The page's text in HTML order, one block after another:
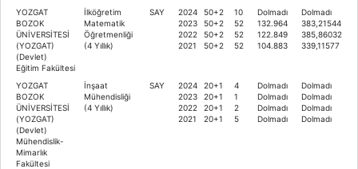
YOZGAT
BOZOK
ÜNİVERSİTESİ
(YOZGAT)
(Devlet)
Eğitim Fakültesi
İlköğretim
Matematik
Öğretmenliği
(4 Yıllık)
SAY
2024
2023
2022
2021
50+2
50+2
50+2
50+2
10
52
52
52
Dolmadı
132.964
122.849
104.883
Dolmadı
383,21544
385,86032
339,11577
YOZGAT
BOZOK
ÜNİVERSİTESİ
(YOZGAT)
(Devlet)
Mühendislik-
Mimarlık
Fakültesi
İnşaat
Mühendisliği
(4 Yıllık)
SAY
2024
2023
2022
2021
20+1
20+1
20+1
20+1
4
1
2
5
Dolmadı
Dolmadı
Dolmadı
Dolmadı
Dolmadı
Dolmadı
Dolmadı
Dolmadı